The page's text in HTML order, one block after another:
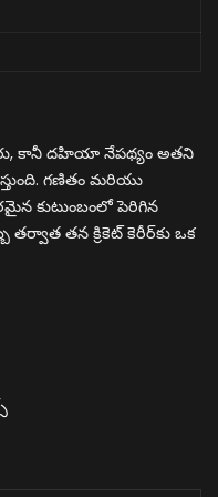
కానీ దహియా నేపథ్యం అతని
గణితం మరియు
కుటుంబంలో పెరిగిన
తర్వాత తన క్రికెట్ కెరీర్‌కు ఒక